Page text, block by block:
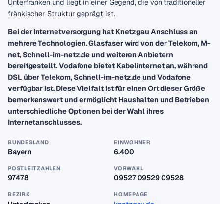
Unterfranken und liegt in einer Gegend, die von traditioneller
fränkischer Struktur geprägt ist.
Bei der Internetversorgung hat Knetzgau Anschluss an
mehrere Technologien. Glasfaser wird von der Telekom, M-
net, Schnell-im-netz.de und weiteren Anbietern
bereitgestellt. Vodafone bietet Kabelinternet an, während
DSL über Telekom, Schnell-im-netz.de und Vodafone
verfügbar ist. Diese Vielfalt ist für einen Ort dieser Größe
bemerkenswert und ermöglicht Haushalten und Betrieben
unterschiedliche Optionen bei der Wahl ihres
Internetanschlusses.
BUNDESLAND
Bayern
EINWOHNER
6.400
POSTLEITZAHLEN
97478
VORWAHL
09527 09529 09528
BEZIRK HOMEPAGE